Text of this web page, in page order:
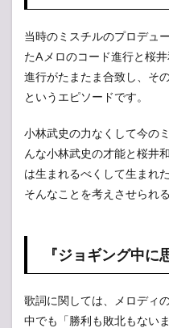
当時のミスチルのプロデュ
たAメロのコード進行と桜
進行がたまたま合致し、そ
というエピソードです。
小林武史の力なくして今の
んな小林武史の才能と桜井
は生まれるべくして生まれた
そんなことを考えさせられ
『ジョギング中に
歌詞に関しては、メロディ
中でも「勝利も敗北もない